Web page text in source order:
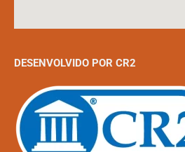
DESENVOLVIDO POR CR2